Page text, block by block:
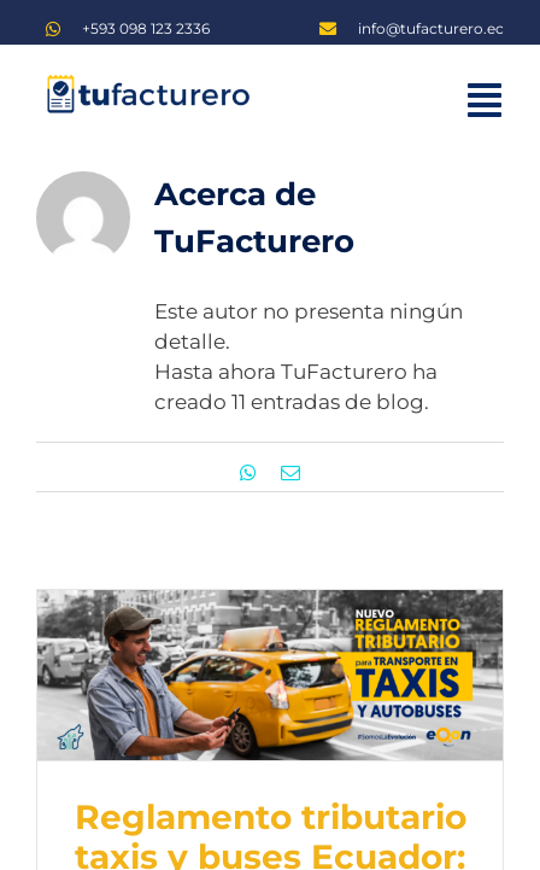
al
contenido
+593 098 123 2336 info@tufacturero.ec
Iniciar sesión
Regístrate
Acerca de
TuFacturero
Este autor no presenta ningún
detalle.
Hasta ahora TuFacturero ha
creado 11 entradas de blog.
WhatsApp
Correo
electrónico
Reglamento tributario
taxis y buses Ecuador: